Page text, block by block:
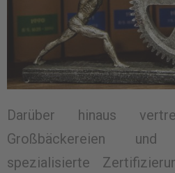
Darüber hinaus
Großbäckereien
spezialisierte